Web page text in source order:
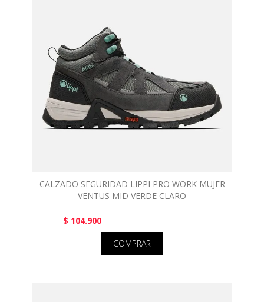
CALZADO SEGURIDAD LIPPI PRO WORK MUJER
VENTUS MID VERDE CLARO
$ 104.900
COMPRAR